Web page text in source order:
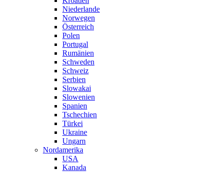
Niederlande
Norwegen
Österreich
Polen
Portugal
Rumänien
Schweden
Schweiz
Serbien
Slowakai
Slowenien
Spanien
Tschechien
Türkei
Ukraine
Ungarn
Nordamerika
USA
Kanada